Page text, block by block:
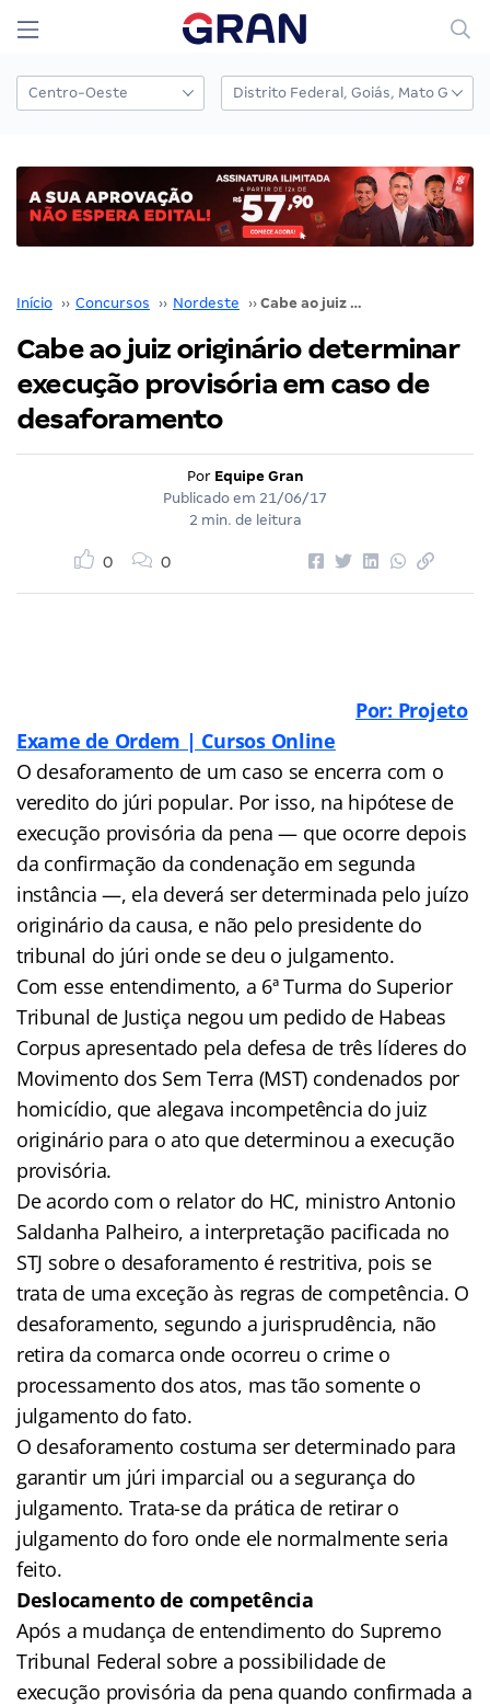
Início ›› Concursos ›› Nordeste ›› Cabe ao juiz originário determinar execução provisória em caso de desaforamento
Cabe ao juiz originário determinar
execução provisória em caso de
desaforamento
Por Equipe Gran
Publicado em 21/06/17
2 min. de leitura
0 0
Por: Projeto
Exame de Ordem | Cursos Online
O desaforamento de um caso se encerra com o
veredito do júri popular. Por isso, na hipótese de
execução provisória da pena — que ocorre depois
da confirmação da condenação em segunda
instância —, ela deverá ser determinada pelo juízo
originário da causa, e não pelo presidente do
tribunal do júri onde se deu o julgamento.
Com esse entendimento, a 6ª Turma do Superior
Tribunal de Justiça negou um pedido de Habeas
Corpus apresentado pela defesa de três líderes do
Movimento dos Sem Terra (MST) condenados por
homicídio, que alegava incompetência do juiz
originário para o ato que determinou a execução
provisória.
De acordo com o relator do HC, ministro Antonio
Saldanha Palheiro, a interpretação pacificada no
STJ sobre o desaforamento é restritiva, pois se
trata de uma exceção às regras de competência. O
desaforamento, segundo a jurisprudência, não
retira da comarca onde ocorreu o crime o
processamento dos atos, mas tão somente o
julgamento do fato.
O desaforamento costuma ser determinado para
garantir um júri imparcial ou a segurança do
julgamento. Trata-se da prática de retirar o
julgamento do foro onde ele normalmente seria
feito.
Deslocamento de competência
Após a mudança de entendimento do Supremo
Tribunal Federal sobre a possibilidade de
execução provisória da pena quando confirmada a